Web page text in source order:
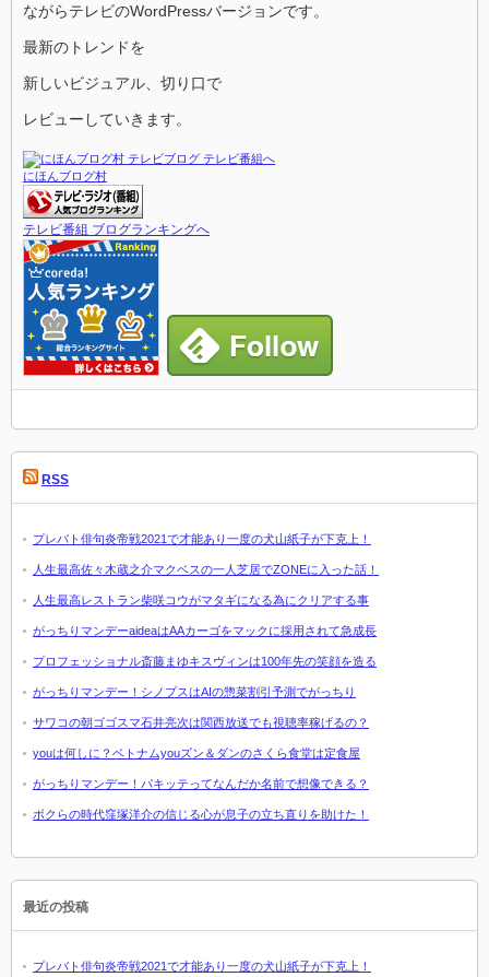
ながらテレビのWordPressバージョンです。
最新のトレンドを
新しいビジュアル、切り口で
レビューしていきます。
にほんブログ村
テレビ番組 ブログランキングへ
RSS
プレバト俳句炎帝戦2021で才能あり一度の犬山紙子が下克上！
人生最高佐々木蔵之介マクベスの一人芝居でZONEに入った話！
人生最高レストラン柴咲コウがマタギになる為にクリアする事
がっちりマンデーaideaはAAカーゴをマックに採用されて急成長
プロフェッショナル斎藤まゆキスヴィンは100年先の笑顔を造る
がっちりマンデー！シノプスはAIの惣菜割引予測でがっちり
サワコの朝ゴゴスマ石井亮次は関西放送でも視聴率稼げるの？
youは何しに？ベトナムyouズン＆ダンのさくら食堂は定食屋
がっちりマンデー！パキッテってなんだか名前で想像できる？
ボクらの時代窪塚洋介の信じる心が息子の立ち直りを助けた！
最近の投稿
プレバト俳句炎帝戦2021で才能あり一度の犬山紙子が下克上！